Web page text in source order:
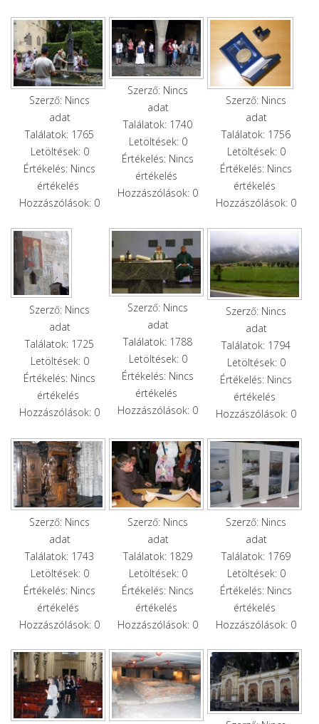
Szerző: Nincs
adat
Találatok: 1765
Letöltések: 0
Értékelés: Nincs
értékelés
Hozzászólások: 0
Szerző: Nincs
adat
Találatok: 1740
Letöltések: 0
Értékelés: Nincs
értékelés
Hozzászólások: 0
Szerző: Nincs
adat
Találatok: 1756
Letöltések: 0
Értékelés: Nincs
értékelés
Hozzászólások: 0
Szerző: Nincs
adat
Találatok: 1725
Letöltések: 0
Értékelés: Nincs
értékelés
Hozzászólások: 0
Szerző: Nincs
adat
Találatok: 1788
Letöltések: 0
Értékelés: Nincs
értékelés
Hozzászólások: 0
Szerző: Nincs
adat
Találatok: 1794
Letöltések: 0
Értékelés: Nincs
értékelés
Hozzászólások: 0
Szerző: Nincs
adat
Találatok: 1743
Letöltések: 0
Értékelés: Nincs
értékelés
Hozzászólások: 0
Szerző: Nincs
adat
Találatok: 1829
Letöltések: 0
Értékelés: Nincs
értékelés
Hozzászólások: 0
Szerző: Nincs
adat
Találatok: 1769
Letöltések: 0
Értékelés: Nincs
értékelés
Hozzászólások: 0